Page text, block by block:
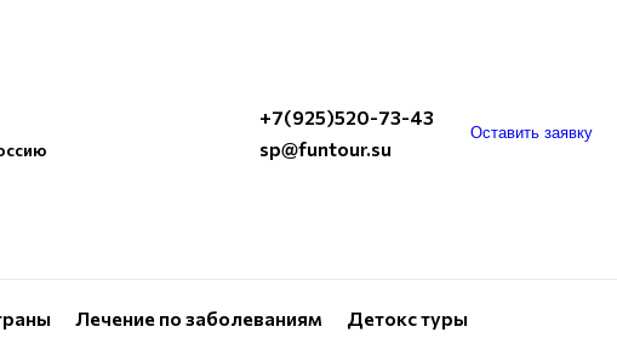
+7(925)520-73-43
sp@funtour.su
Оставить заявку
Лечение по заболеваниям Детокс туры